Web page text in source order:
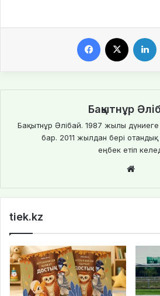
Бақытнұр
Бақытнұр Әлібай. 1987 жылы дүниеге
бар. 2011 жылдан бері
еңбек етіп
te
tiek.kz